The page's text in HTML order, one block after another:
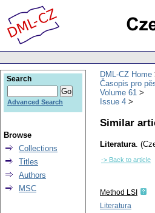
DML-CZ Home
Časopis pro
Volume 61
Issue 4
Similar
Literatura.
-> Back to article
Method LSI
Literatura
Search
Advanced Search
Browse
Collections
Titles
Authors
MSC